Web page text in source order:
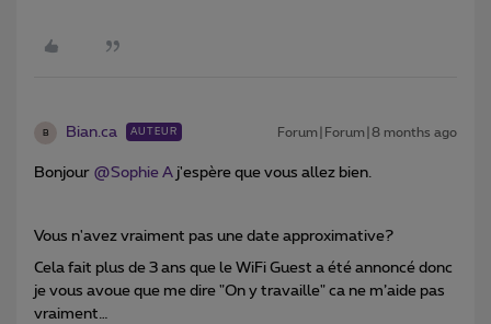
B Bian.ca AUTEUR Forum|Forum|8 months ago
Bonjour ​ @Sophie A j'espère que vous allez bien.
Vous n'avez vraiment pas une date approximative?
Cela fait plus de 3 ans que le WiFi Guest a été annoncé donc
je vous avoue que me dire "On y travaille" ca ne m’aide pas
vraiment…